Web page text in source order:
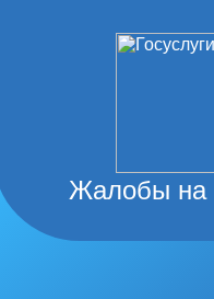
Жалобы на